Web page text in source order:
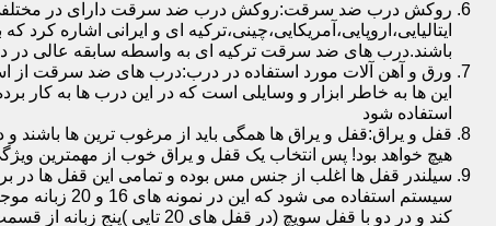
روکش درب ضد سرقت:روکش درب ضد سرقت دارای در مختلفی
ایتالیایی،اروپایی،آمریکایی،چینی،ترکیه ای و ایرانی اشاره
باشند.درب های ضد سرقت ترکیه ای به واسطه سابقه عالی در
ورق و آهن آلات مورد استفاده در درب:درب های ضد سرقت از
این ها به خاطر ابزار و وسایلی است که در این درب ها به
استفاده شود
قفل و یراق:قفل و یراق ها همگی باید از مرغوب ترین ها
هیچ خواهد بود! پس انتخاب یک قفل و یراق خوب از مهمترین
سیلندر قفل ها اغلب از جنس مس بوده و تمامی این قفل ها در
سیستم